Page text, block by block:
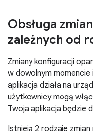
Obsługa
zależnych od
Zmiany konfiguracji
w dowolnym
aplikacja działa na
użytkownicy mogą
Twoja aplikacja będzie
Istnieją 2 rodzaje